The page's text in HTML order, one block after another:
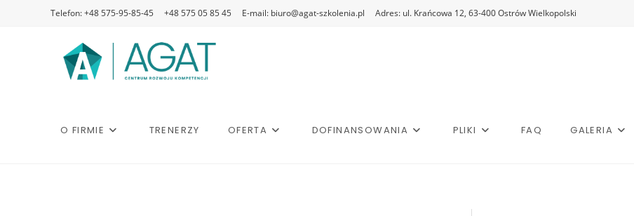
Telefon: +48 575-95-85-45 +48 575 05 85 45 E-mail: biuro@agat-szkolenia.pl Adres: ul. Krańcowa 12, 63-400 Ostrów Wielkopolski
O FIRMIE TRENERZY OFERTA DOFINANSOWANIA PLIKI FAQ GALERIA